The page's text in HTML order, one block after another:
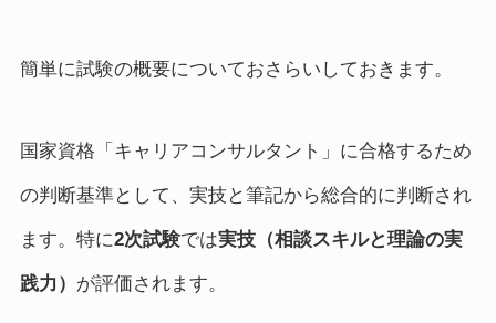
簡単に試験の概要についておさらいしておきます。
国家資格「キャリアコンサルタント」に合格するため
の判断基準として、実技と筆記から総合的に判断され
ます。特に2次試験では実技（相談スキルと理論の実
践力） が評価されます。